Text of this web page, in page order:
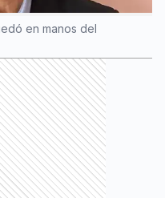
en manos del